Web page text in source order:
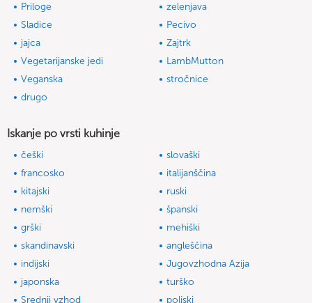
Priloge
zelenjava
Sladice
Pecivo
jajca
Zajtrk
Vegetarijanske jedi
LambMutton
Veganska
stročnice
drugo
Iskanje po vrsti kuhinje
češki
slovaški
francosko
italijanščina
kitajski
ruski
nemški
španski
grški
mehiški
skandinavski
angleščina
indijski
Jugovzhodna Azija
japonska
turško
Srednji vzhod
poljski